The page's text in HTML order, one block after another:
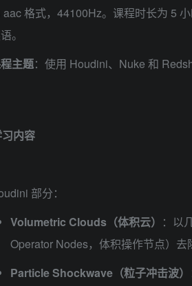
aac 格式，44100Hz。课程时长为 5
。
主题：使用 Houdini、Nuke 和
内容
部分：
Volumetric Clouds（体积云） ：以
Operator Nodes，体积操作节点）去
Particle Shockwave（粒子冲击波）